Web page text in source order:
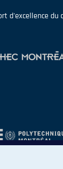
d'excellence du